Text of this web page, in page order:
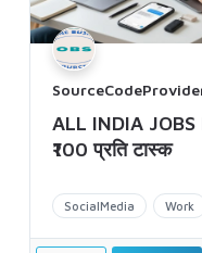
SocialMedia Work
ALL INDIA JOBS
₹100 प्रति टास्क